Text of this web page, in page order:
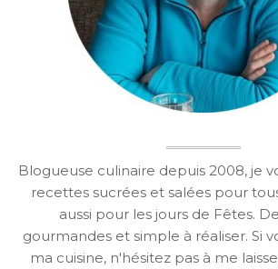
Blogueuse culinaire depuis 2008, je
recettes sucrées et salées pour
aussi pour les jours de Fêtes.
gourmandes et simple à réaliser. Si
ma cuisine, n'hésitez pas à me